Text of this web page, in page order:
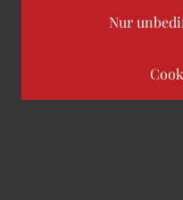
Nur
Wir teilen